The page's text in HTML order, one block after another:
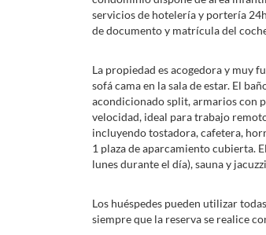
servicios de hotelería y portería
de documento y matrícula del
La propiedad es acogedora y muy
sofá cama en la sala de estar. El
acondicionado split, armarios con
velocidad, ideal para trabajo
incluyendo tostadora, cafetera,
1 plaza de aparcamiento cubierta.
lunes durante el día), sauna y
Los huéspedes pueden utilizar
siempre que la reserva se realice